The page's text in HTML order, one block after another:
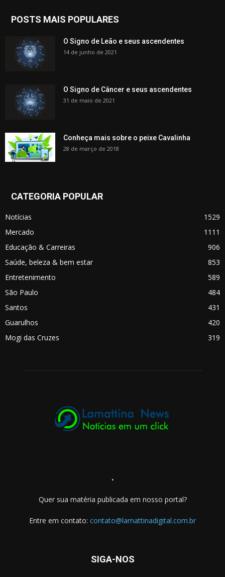
POSTS MAIS POPULARES
O Signo de Leão e seus ascendentes
14 de junho de 2021
O Signo de Câncer e seus ascendentes
31 de maio de 2021
Conheça mais sobre o peixe Cavalinha
28 de março de 2018
CATEGORIA POPULAR
Notícias
1529
Mercado
1111
Educação & Carreiras
906
Saúde, beleza & bem estar
853
Entretenimento
589
São Paulo
484
Santos
431
Guarulhos
420
Mogi das Cruzes
319
.
Quer sua matéria publicada em nosso portal?
Entre em contato: contato@lamattinadigital.com.br
SIGA-NOS